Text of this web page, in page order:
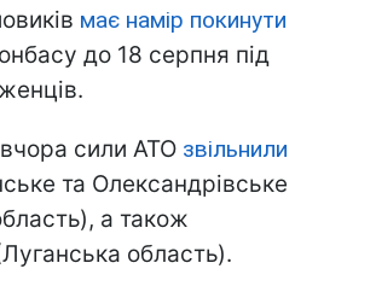
має намір покинути
до 18 серпня під
сили АТО звільнили
та Олександрівське
а також
область).